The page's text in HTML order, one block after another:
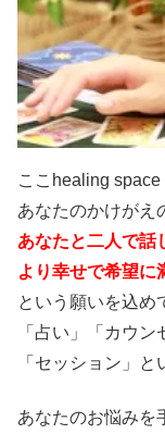
ここhealing space
あなたのかけがえ
あなたと二人で話
より幸せで希望に
という願いを込め
「占い」「カウ
「セッション」と
あなたのお悩みを